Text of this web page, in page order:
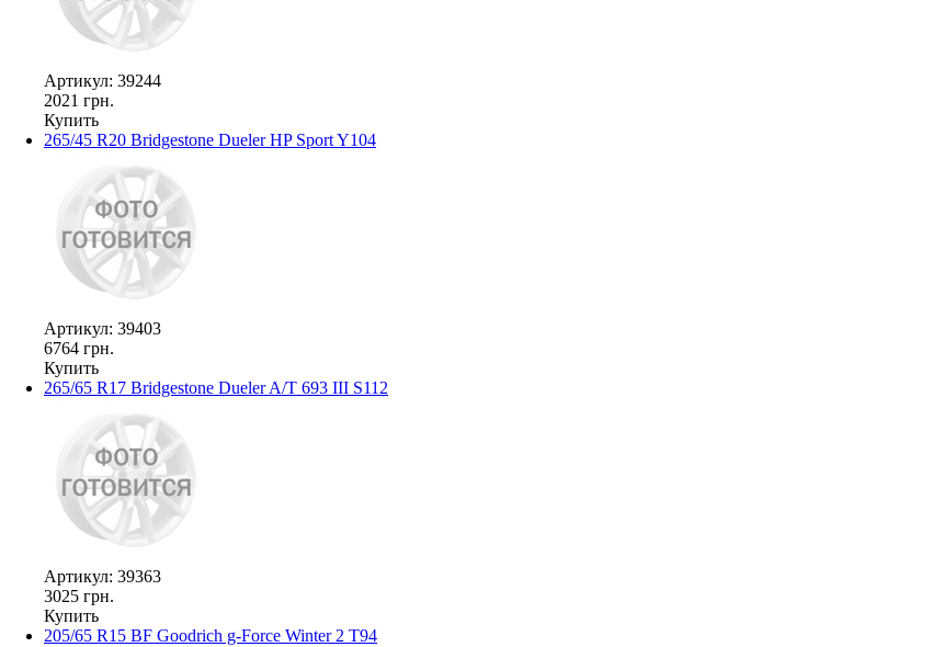
Артикул: 39244
2021 грн.
Купить
265/45 R20 Bridgestone Dueler HP Sport Y104
Артикул: 39403
6764 грн.
Купить
265/65 R17 Bridgestone Dueler A/T 693 III S112
Артикул: 39363
3025 грн.
Купить
205/65 R15 BF Goodrich g-Force Winter 2 T94